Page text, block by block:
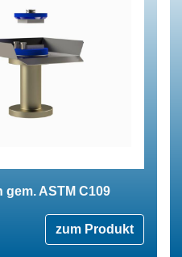
gem. ASTM C109
zum Produkt